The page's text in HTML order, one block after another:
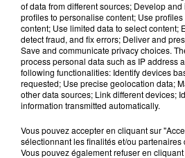
7 août 2026
Foot, Boulogne-
un directeur
of data from different sources; Develop
profiles to personalise content; Use
content; Use limited data to select content;
detect fraud, and fix errors; Deliver and
Save and communicate privacy choices.
process personal data such as IP address
following functionalities: Identify devices
requested; Use precise geolocation data;
other data sources; Link different devices;
information transmitted automatically.
Vous pouvez accepter en cliquant sur
sélectionnant les finalités et/ou partenaires
Vous pouvez également refuser en